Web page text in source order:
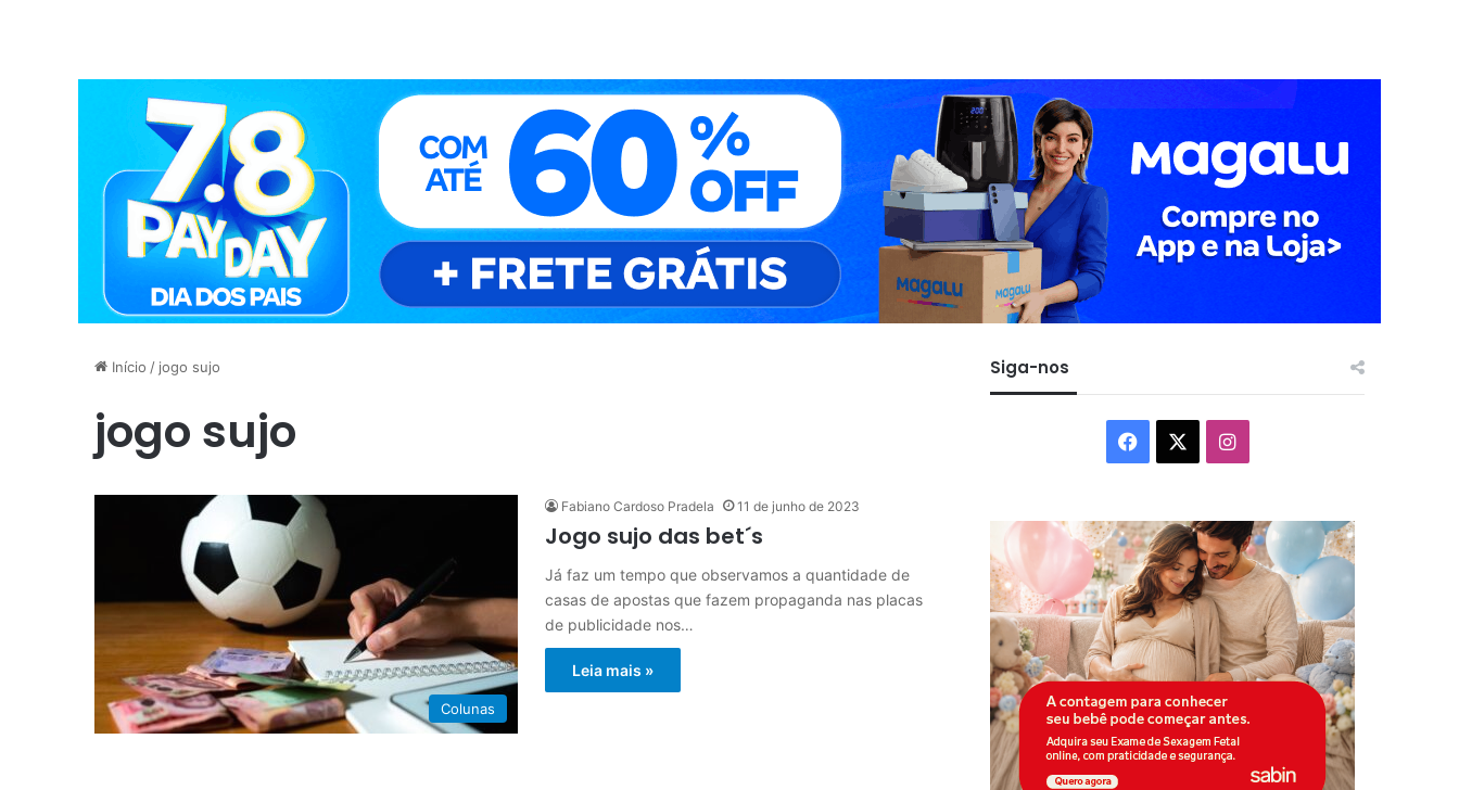
Início / jogo sujo
jogo sujo
Colunas
Fabiano Cardoso Pradela 11 de junho de 2023
Jogo sujo das bet´s
Já faz um tempo que observamos a quantidade de
casas de apostas que fazem propaganda nas placas
de publicidade nos…
Leia mais »
Siga-nos
Facebook Instagram